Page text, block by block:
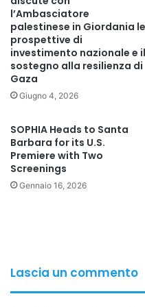
grande cura dedicata ai
principe Muhammad Ali
contribuito a consolidare la
dell’Egitto nella
cavalli di razza pura.
affermato che l’Egyptian
un’importante piattaforma
equestre egiziano, oltre al
turismo culturale e storico
internazionale per le
rinomate in tutto il mondo
affermando: “Ciò che ho
riflette la profondità della
l’Ambasciatore
palestinese in Giordania le
prospettive di
investimento nazionale e il
sostegno alla resilienza di
Gaza
Giugno 4, 2026
SOPHIA Heads to Santa
Barbara for its U.S.
Premiere with Two
Screenings
Gennaio 16, 2026
Lascia un commento